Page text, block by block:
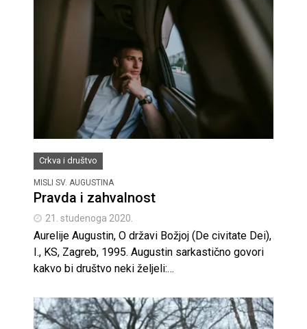
Crkva i društvo
MISLI SV. AUGUSTINA
Pravda i zahvalnost
21. studenoga 2020.
Aurelije Augustin, O državi Božjoj (De civitate Dei),
I., KS, Zagreb, 1995. Augustin sarkastično govori
kakvo bi društvo neki željeli:…